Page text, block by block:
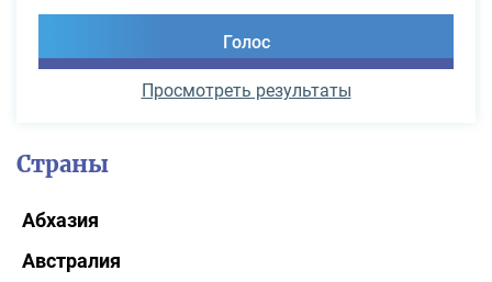
Просмотреть результаты
Страны
Абхазия
Австралия